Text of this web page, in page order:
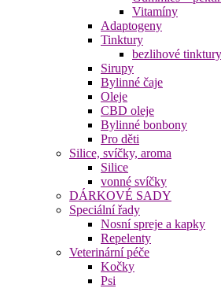
Vitamíny
Adaptogeny
Tinktury
bezlihové tinktury
Sirupy
Bylinné čaje
Oleje
CBD oleje
Bylinné bonbony
Pro děti
Silice, svíčky, aroma
Silice
vonné svíčky
DÁRKOVÉ SADY
Speciální řady
Nosní spreje a kapky
Repelenty
Veterinární péče
Kočky
Psi